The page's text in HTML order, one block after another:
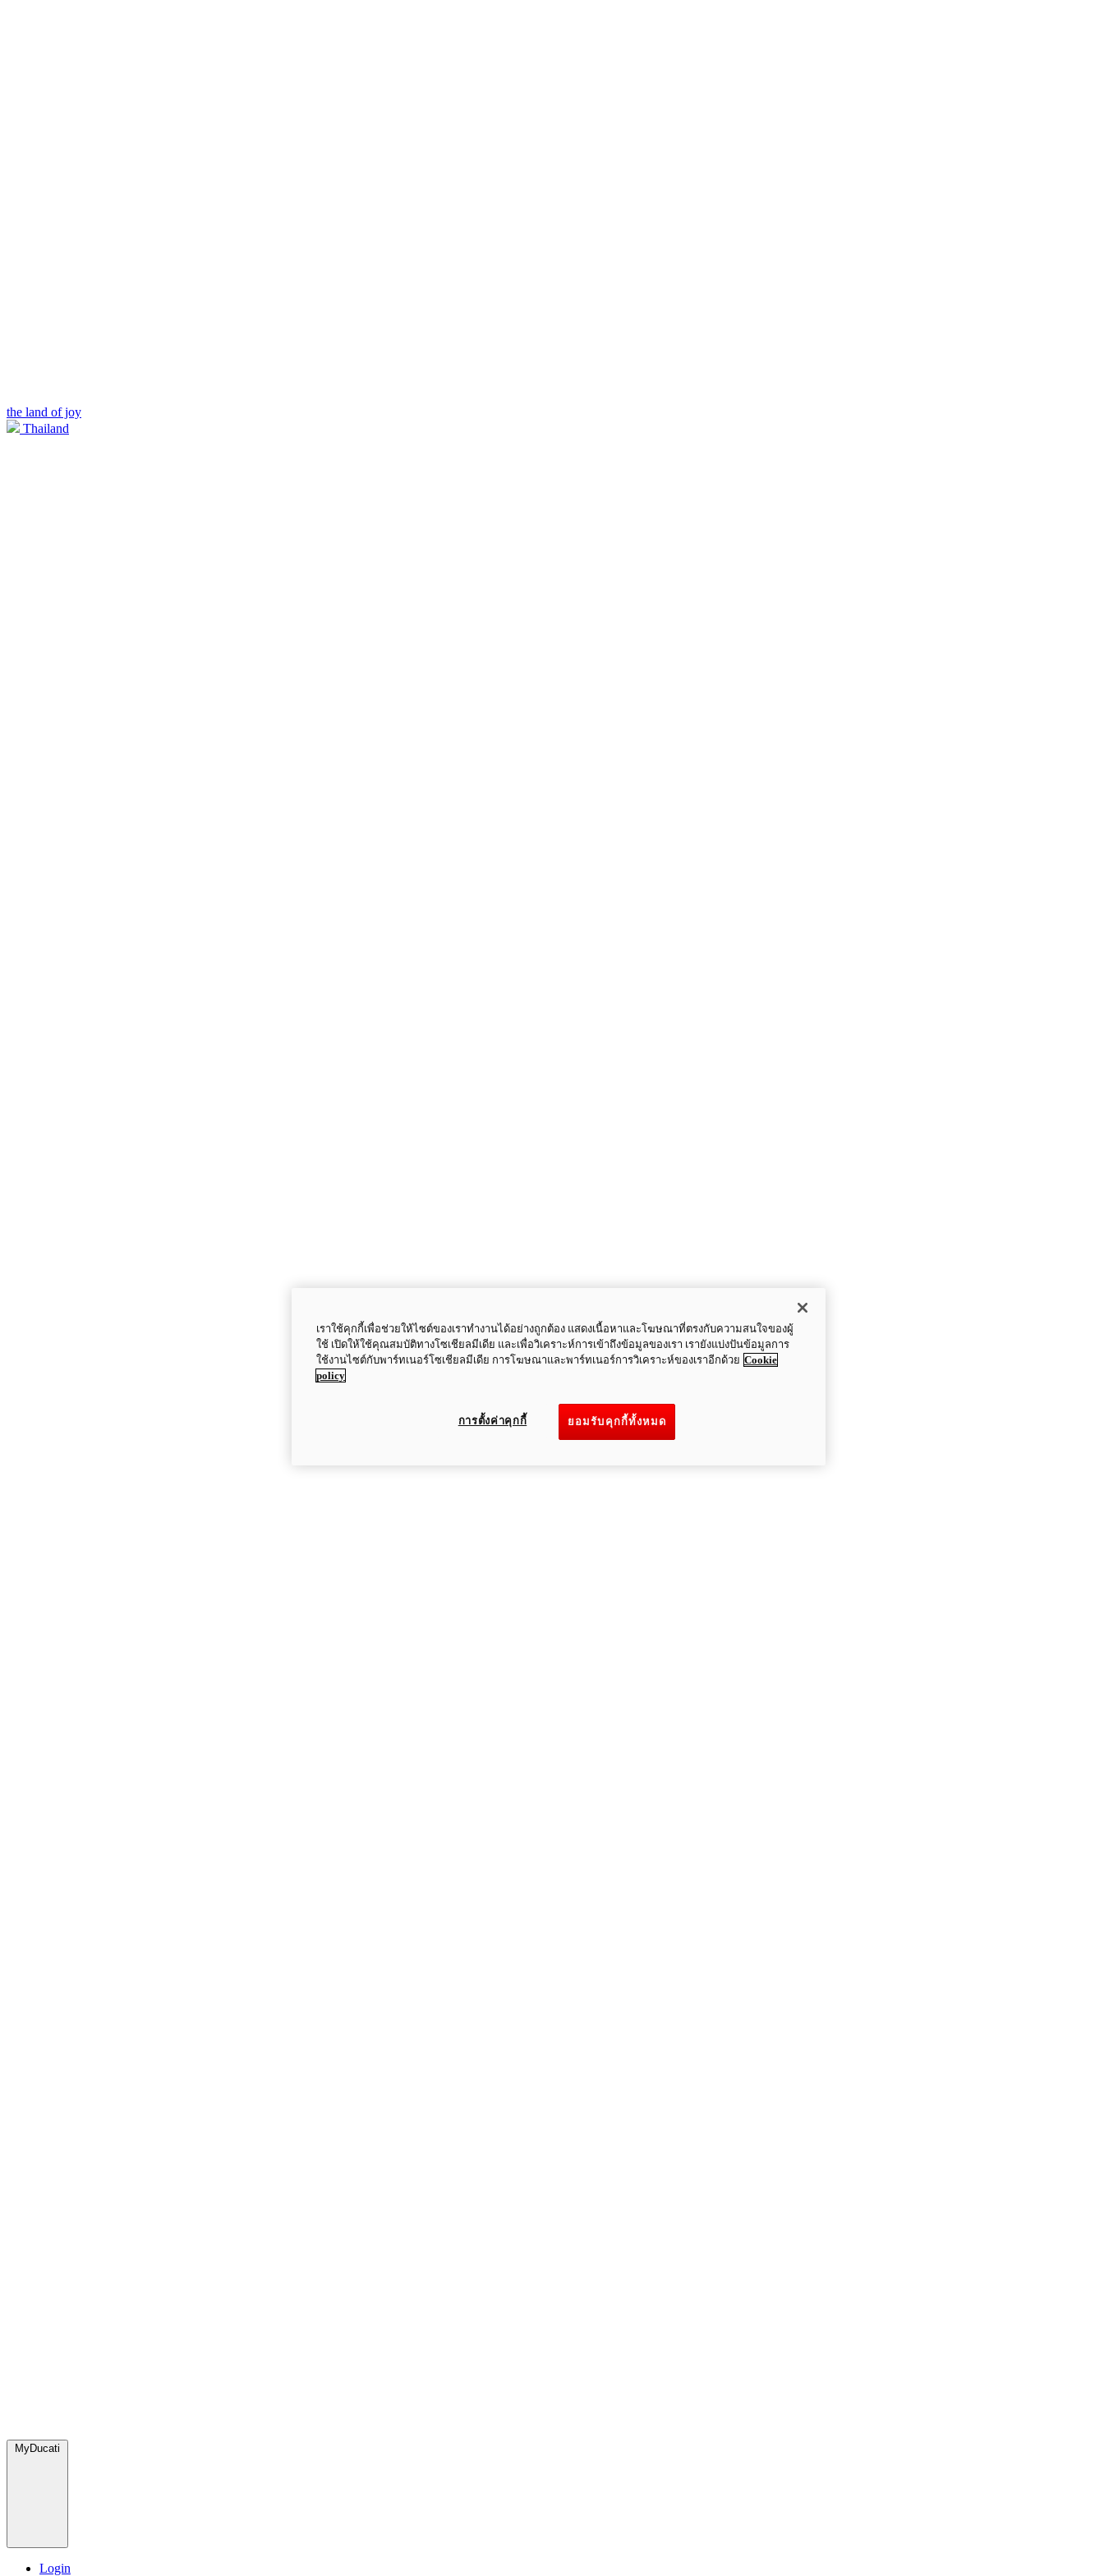
the land of joy
Thailand
MyDucati
Login
เราใช้คุกกี้เพื่อช่วยให้ไซต์ของเราทำงานได้อย่างถูกต้อง แสดงเนื้อหาและโฆษณาที่ตรงกับความสนใจของผู้
ใช้ เปิดให้ใช้คุณสมบัติทางโซเชียลมีเดีย และเพื่อวิเคราะห์การเข้าถึงข้อมูลของเรา เรายังแบ่งปันข้อมูลการ
ใช้งานไซต์กับพาร์ทเนอร์โซเชียลมีเดีย การโฆษณาและพาร์ทเนอร์การวิเคราะห์ของเราอีกด้วย Cookie
policy
ยอมรับคุกกี้ทั้งหมด
การตั้งค่าคุกกี้